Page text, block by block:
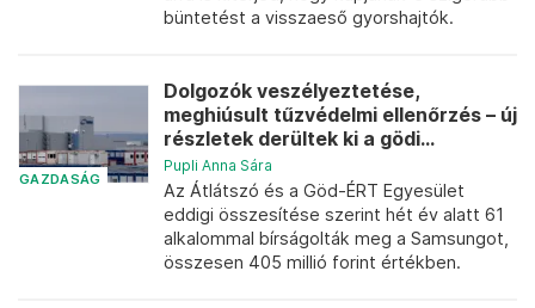
büntetést a visszaeső gyorshajtók.
GAZDASÁG
Dolgozók veszélyeztetése,
meghiúsult tűzvédelmi ellenőrzés – új
részletek derültek ki a gödi...
Pupli Anna Sára
Az Átlátszó és a Göd-ÉRT Egyesület
eddigi összesítése szerint hét év alatt 61
alkalommal bírságolták meg a Samsungot,
összesen 405 millió forint értékben.